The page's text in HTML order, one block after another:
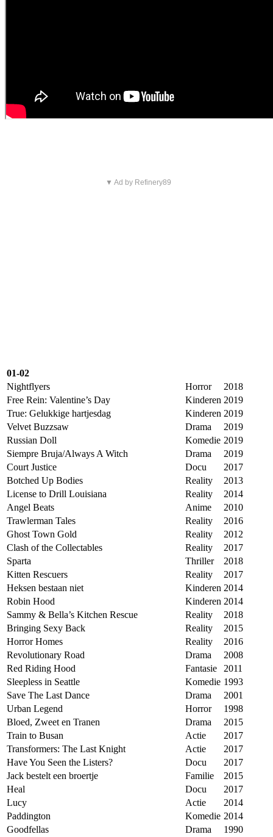
▼ Ad by Refinery89
01-02
Nightflyers
Horror
2018
Free Rein: Valentine’s Day
Kinderen 2019
True: Gelukkige hartjesdag
Kinderen 2019
Velvet Buzzsaw
Drama
2019
Russian Doll
Komedie 2019
Siempre Bruja/Always A Witch
Drama
2019
Court Justice
Docu
2017
Botched Up Bodies
Reality
2013
License to Drill Louisiana
Reality
2014
Angel Beats
Anime
2010
Trawlerman Tales
Reality
2016
Ghost Town Gold
Reality
2012
Clash of the Collectables
Reality
2017
Sparta
Thriller
2018
Kitten Rescuers
Reality
2017
Heksen bestaan niet
Kinderen 2014
Robin Hood
Kinderen 2014
Sammy & Bella’s Kitchen Rescue
Reality
2018
Bringing Sexy Back
Reality
2015
Horror Homes
Reality
2016
Revolutionary Road
Drama
2008
Red Riding Hood
Fantasie
2011
Sleepless in Seattle
Komedie 1993
Save The Last Dance
Drama
2001
Urban Legend
Horror
1998
Bloed, Zweet en Tranen
Drama
2015
Train to Busan
Actie
2017
Transformers: The Last Knight
Actie
2017
Have You Seen the Listers?
Docu
2017
Jack bestelt een broertje
Familie
2015
Heal
Docu
2017
Lucy
Actie
2014
Paddington
Komedie 2014
Goodfellas
Drama
1990